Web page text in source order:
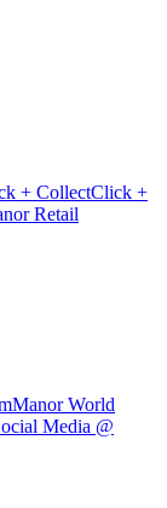
+ CollectClick +
Retail
Manor World
Media @